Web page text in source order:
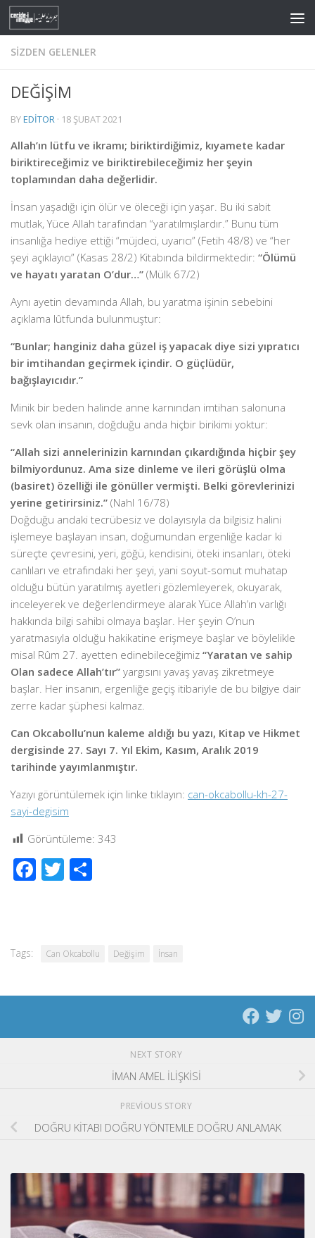
Skip to content
SIZDEN GELENLER
DEĞİŞİM
BYEDITOR · 18 ŞUBAT 2021
Allah’ın lütfu ve ikramı; biriktirdiğimiz, kıyamete kadar
biriktireceğimiz ve biriktirebileceğimiz her şeyin
toplamından daha değerlidir.
İnsan yaşadığı için ölür ve öleceği için yaşar. Bu iki sabit
mutlak, Yüce Allah tarafından “yaratılmışlardır.” Bunu tüm
insanlığa hediye ettiği “müjdeci, uyarıcı” (Fetih 48/8) ve “her
şeyi açıklayıcı” (Kasas 28/2) Kitabında bildirmektedir: “Ölümü
ve hayatı yaratan O’dur…” (Mülk 67/2)
Aynı ayetin devamında Allah, bu yaratma işinin sebebini
açıklama lûtfunda bulunmuştur:
“Bunlar; hanginiz daha güzel iş yapacak diye sizi yıpratıcı
bir imtihandan geçirmek içindir. O güçlüdür,
bağışlayıcıdır.”
Minik bir beden halinde anne karnından imtihan salonuna
sevk olan insanın, doğduğu anda hiçbir birikimi yoktur:
“Allah sizi annelerinizin karnından çıkardığında hiçbir şey
bilmiyordunuz. Ama size dinleme ve ileri görüşlü olma
(basiret) özelliği ile gönüller vermişti. Belki görevlerinizi
yerine getirirsiniz.” (Nahl 16/78)
Doğduğu andaki tecrübesiz ve dolayısıyla da bilgisiz halini
işlemeye başlayan insan, doğumundan ergenliğe kadar ki
süreçte çevresini, yeri, göğü, kendisini, öteki insanları, öteki
canlıları ve etrafındaki her şeyi, yani soyut-somut muhatap
olduğu bütün yaratılmış ayetleri gözlemleyerek, okuyarak,
inceleyerek ve değerlendirmeye alarak Yüce Allah’ın varlığı
hakkında bilgi sahibi olmaya başlar. Her şeyin O’nun
yaratmasıyla olduğu hakikatine erişmeye başlar ve böylelikle
misal Rûm 27. ayetten edinebileceğimiz “Yaratan ve sahip
Olan sadece Allah’tır” yargısını yavaş yavaş zikretmeye
başlar. Her insanın, ergenliğe geçiş itibariyle de bu bilgiye dair
zerre kadar şüphesi kalmaz.
Can Okcabollu’nun kaleme aldığı bu yazı, Kitap ve Hikmet
dergisinde 27. Sayı 7. Yıl Ekim, Kasım, Aralık 2019
tarihinde yayımlanmıştır.
Yazıyı görüntülemek için linke tıklayın: can-okcabollu-kh-27-
sayi-degisim
Görüntüleme: 343
Facebook
Twitter
Tags: Can Okcabollu Değişim İnsan
NEXT STORY
İMAN AMEL İLİŞKİSİ
PREVIOUS STORY
DOĞRU KİTABI DOĞRU YÖNTEMLE DOĞRU ANLAMAK